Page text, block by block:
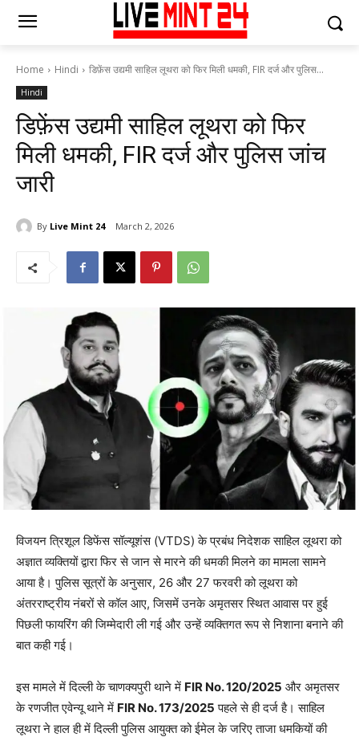
Home Hindi डिफ़ेंस उद्यमी साहिल लूथरा को फिर मिली धमकी, FIR दर्ज और पुलिस...
Hindi
डिफ़ेंस उद्यमी साहिल लूथरा को फिर
मिली धमकी, FIR दर्ज और पुलिस जांच
जारी
By Live Mint 24 March 2, 2026
विजयन त्रिशूल डिफेंस सॉल्यूशंस (VTDS) के प्रबंध निदेशक साहिल लूथरा को
अज्ञात व्यक्तियों द्वारा फिर से जान से मारने की धमकी मिलने का मामला सामने
आया है। पुलिस सूत्रों के अनुसार, 26 और 27 फरवरी को लूथरा को
अंतरराष्ट्रीय नंबरों से कॉल आए, जिसमें उनके अमृतसर स्थित आवास पर हुई
पिछली फायरिंग की जिम्मेदारी ली गई और उन्हें व्यक्तिगत रूप से निशाना बनाने की
बात कही गई।
इस मामले में दिल्ली के चाणक्यपुरी थाने में FIR No. 120/2025 और अमृतसर
के रणजीत एवेन्यू थाने में FIR No. 173/2025 पहले से ही दर्ज है। साहिल
लूथरा ने हाल ही में दिल्ली पुलिस आयुक्त को ईमेल के जरिए ताजा धमकियों की